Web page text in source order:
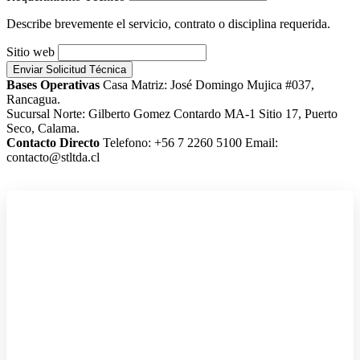
Describe brevemente el servicio, contrato o disciplina requerida.
Sitio web
Enviar Solicitud Técnica
Bases Operativas Casa Matriz: José Domingo Mujica #037,
Rancagua.
Sucursal Norte: Gilberto Gomez Contardo MA-1 Sitio 17, Puerto
Seco, Calama.
Contacto Directo Telefono: +56 7 2260 5100 Email:
contacto@stltda.cl